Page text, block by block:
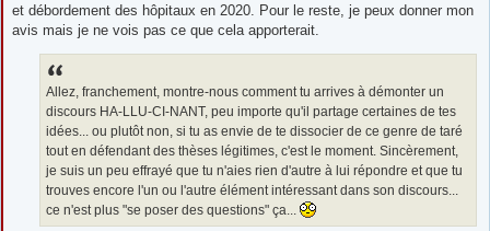
et débordement des hôpitaux en 2020. Pour le reste, je peux donner mon
avis mais je ne vois pas ce que cela apporterait.
Allez, franchement, montre-nous comment tu arrives à démonter un
discours HA-LLU-CI-NANT, peu importe qu'il partage certaines de tes
idées... ou plutôt non, si tu as envie de te dissocier de ce genre de taré
tout en défendant des thèses légitimes, c'est le moment. Sincèrement,
je suis un peu effrayé que tu n'aies rien d'autre à lui répondre et que tu
trouves encore l'un ou l'autre élément intéressant dans son discours...
ce n'est plus "se poser des questions" ça...